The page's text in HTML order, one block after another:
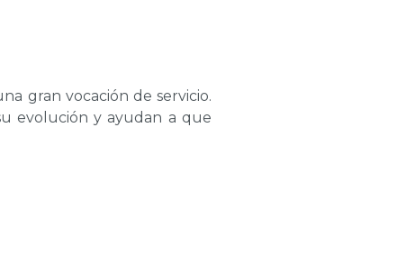
gran vocación de servicio.
evolución y ayudan a que